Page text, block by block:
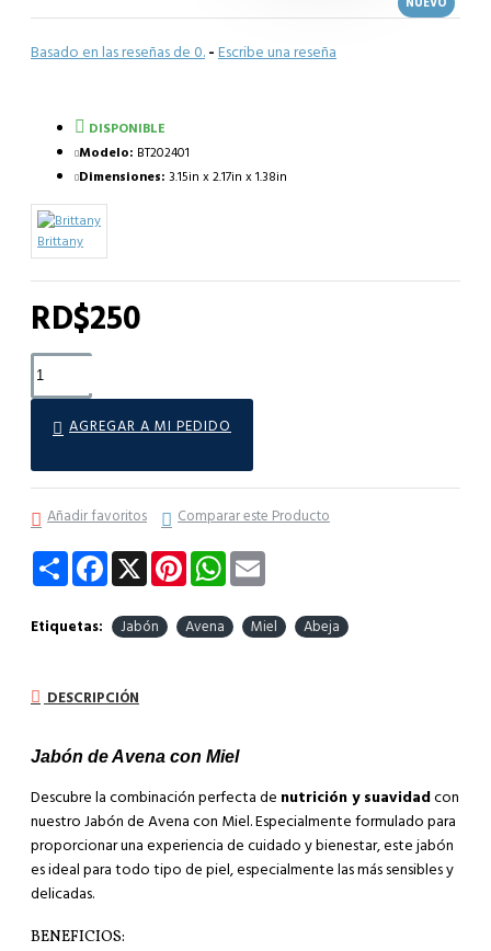
Basado en las reseñas de 0. - Escribe una reseña
RD$250
DISPONIBLE
Modelo: BT202401
Dimensiones: 3.15in x 2.17in x 1.38in
Brittany
AGREGAR A MI PEDIDO
Añadir favoritos Comparar este Producto
Share Facebook
X PinterestWhatsApp
Etiquetas: Jabón Avena Miel Abeja
DESCRIPCIÓN
Jabón de Avena con Miel
Descubre la combinación perfecta de nutrición y suavidadcon
nuestro Jabón de Avena con Miel. Especialmente formulado para
proporcionar una experiencia de cuidado y bienestar, este jabón
es ideal para todo tipo de piel, especialmente las más sensibles y
delicadas.
BENEFICIOS: